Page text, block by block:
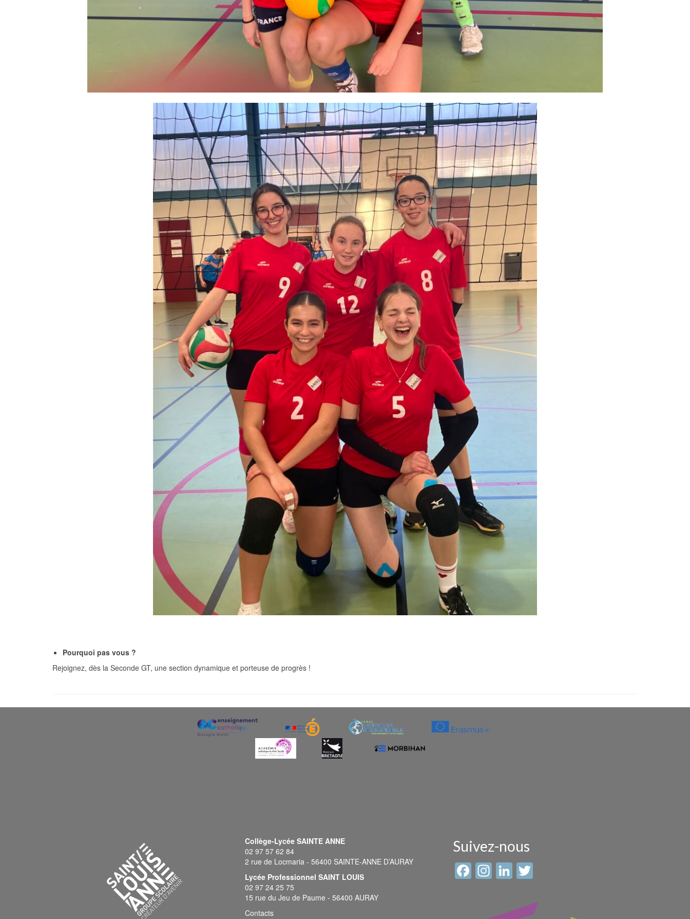
Pourquoi pas vous ?
Rejoignez, dès la Seconde GT, une section dynamique et porteuse de progrès !
Collège-Lycée SAINTE ANNE
02 97 57 62 84
2 rue de Locmaria - 56400 SAINTE-ANNE D’AURAY
Lycée Professionnel SAINT LOUIS
02 97 24 25 75
15 rue du Jeu de Paume - 56400 AURAY
Contacts
Suivez-nous
Facebook
Instagram
LinkedIn